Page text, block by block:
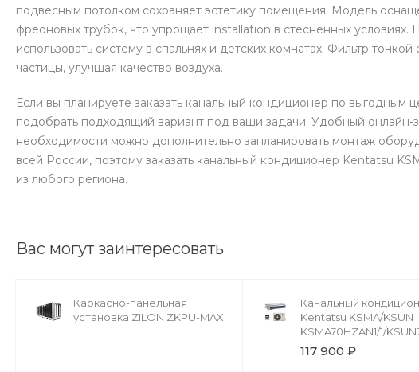
подвесным потолком сохраняет эстетику помещения. Модель
фреоновых трубок, что упрощает installation в стеснённых
использовать систему в спальнях и детских комнатах. Фильтр
частицы, улучшая качество воздуха.
Если вы планируете заказать канальный кондиционер по выгодным
подобрать подходящий вариант под ваши задачи. Удобный онлайн-
необходимости можно дополнительно запланировать монтаж
всей России, поэтому заказать канальный кондиционер Kentatsu
из любого региона.
Вас могут заинтересовать
Каркасно-панельная
установка ZILON ZKPU-MAXI
Канальный
Kentatsu KSMA/KSUN
KSMA70HZAN1/1/
117 900 ₽